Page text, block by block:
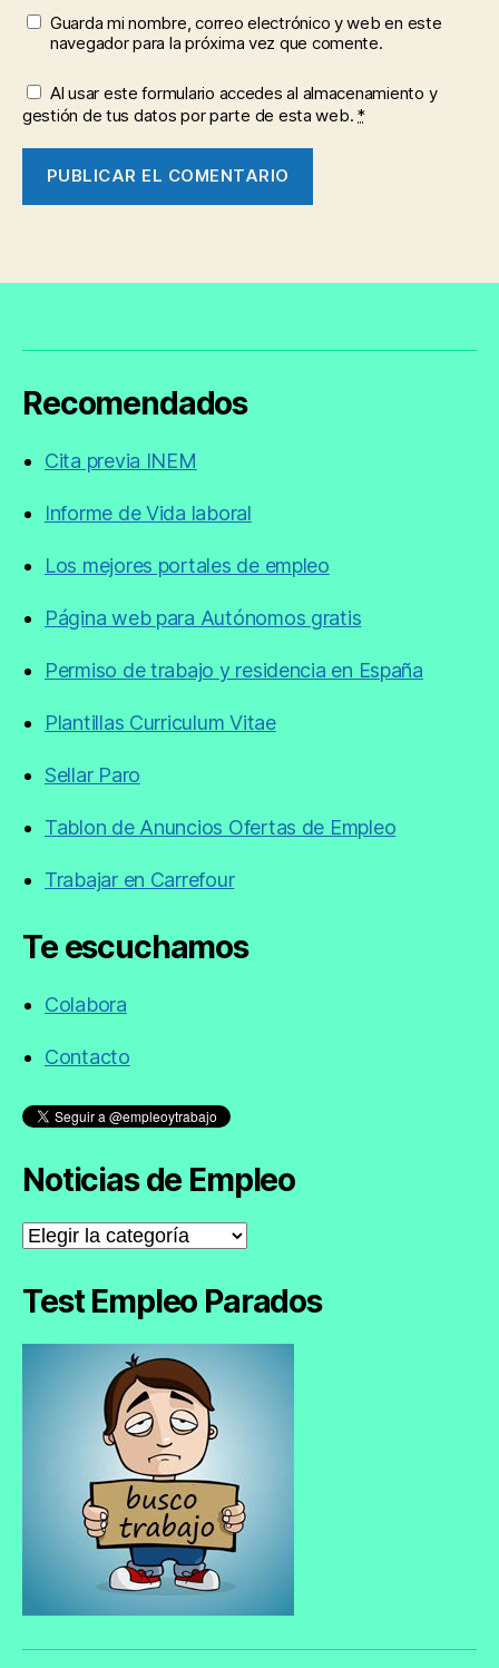
Guarda mi nombre, correo electrónico y web en este
navegador para la próxima vez que comente.
Al usar este formulario accedes al almacenamiento y
gestión de tus datos por parte de esta web.*
Recomendados
Cita previa INEM
Informe de Vida laboral
Los mejores portales de empleo
Página web para Autónomos gratis
Permiso de trabajo y residencia en España
Plantillas Curriculum Vitae
Sellar Paro
Tablon de Anuncios Ofertas de Empleo
Trabajar en Carrefour
Te escuchamos
Colabora
Contacto
Noticias de Empleo
Noticias
de
Test Empleo Parados